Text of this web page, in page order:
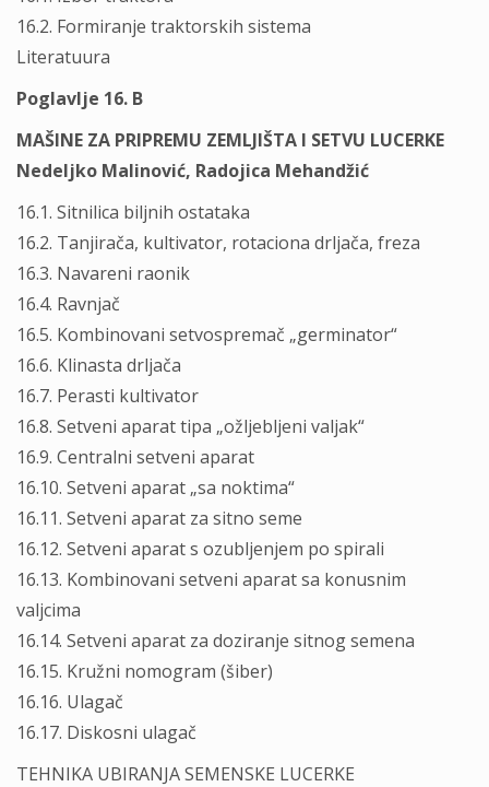
16.2. Formiranje traktorskih sistema
Literatuura
Poglavlje 16. B
MAŠINE ZA PRIPREMU ZEMLJIŠTA I SETVU LUCERKE
Nedeljko Malinović, Radojica Mehandžić
16.1. Sitnilica biljnih ostataka
16.2. Tanjirača, kultivator, rotaciona drljača, freza
16.3. Navareni raonik
16.4. Ravnjač
16.5. Kombinovani setvospremač „germinator“
16.6. Klinasta drljača
16.7. Perasti kultivator
16.8. Setveni aparat tipa „ožljebljeni valjak“
16.9. Centralni setveni aparat
16.10. Setveni aparat „sa noktima“
16.11. Setveni aparat za sitno seme
16.12. Setveni aparat s ozubljenjem po spirali
16.13. Kombinovani setveni aparat sa konusnim
valjcima
16.14. Setveni aparat za doziranje sitnog semena
16.15. Kružni nomogram (šiber)
16.16. Ulagač
16.17. Diskosni ulagač
TEHNIKA UBIRANJA SEMENSKE LUCERKE